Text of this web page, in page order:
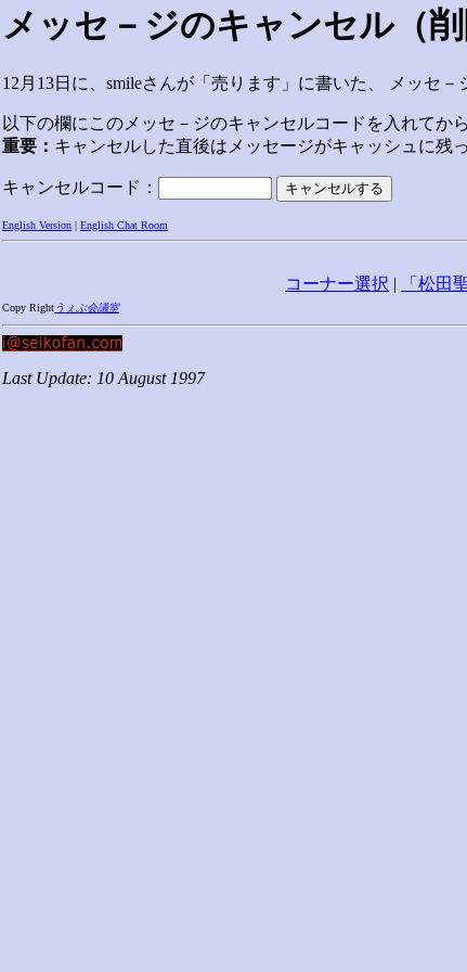
メッセ－ジのキャンセル（削
12月13日に、smileさんが「売ります」に書いた、 メッセ
以下の欄にこのメッセ－ジのキャンセルコードを入れてか
重要： キャンセルした直後はメッセージがキャッシュに残
キャンセルコード：
English Version English Chat Room
コーナー選択 | 「松田
Copy Right うぇぶ会議室
Last Update: 10 August 1997